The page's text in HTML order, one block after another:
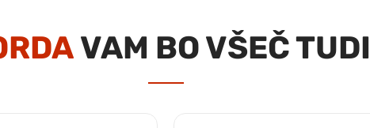
VAM BO VŠEČ TUDI